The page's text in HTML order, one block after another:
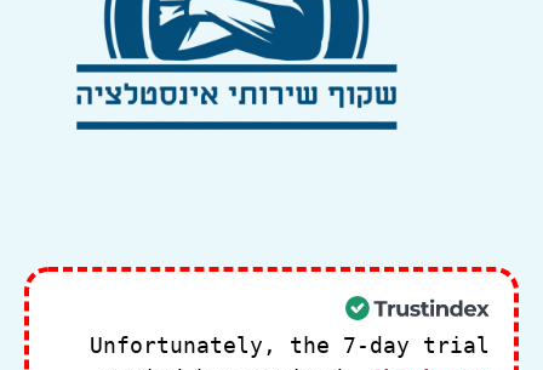
Unfortunately, the 7-day trial